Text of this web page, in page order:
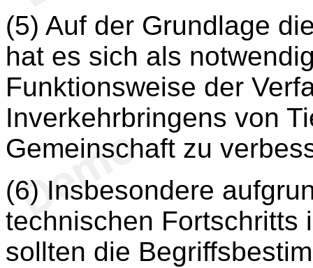
(5) Auf der Grundlage
hat es sich als
Funktionsweise der
Inverkehrbringens von
Gemeinschaft zu
(6) Insbesondere
technischen Fortschritts
sollten die